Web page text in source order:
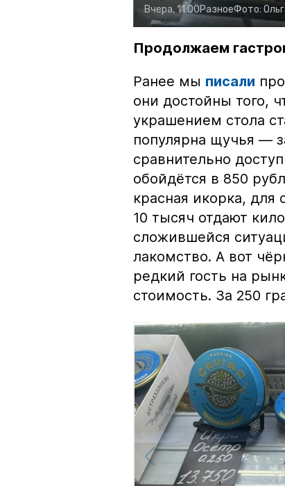
Вчера, 11:00РазноеФото:
Продолжаем
Ранее мы писали
они достойны того,
украшением стола
популярна щучья —
сравнительно
обойдётся в 850
красная икорка, для
10 тысяч отдают
сложившейся
лакомство. А вот
редкий гость на
стоимость. За 250